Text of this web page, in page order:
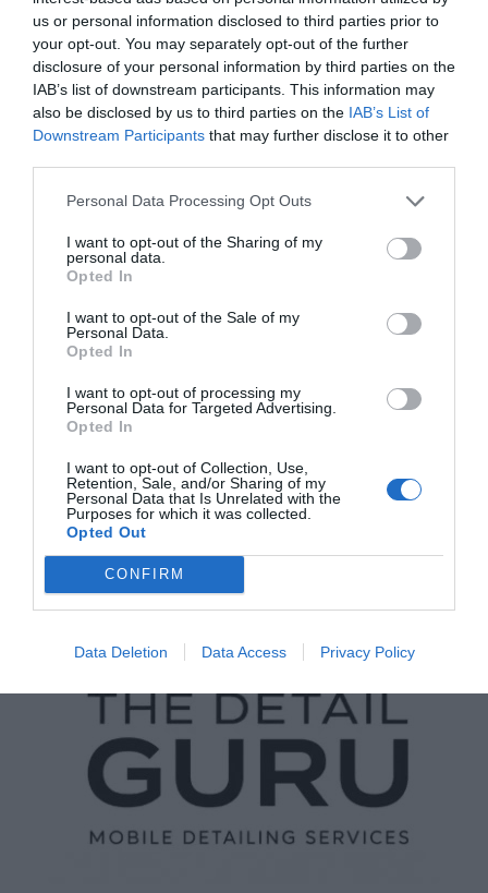
us or personal information disclosed to third parties prior to
your opt-out. You may separately opt-out of the further
disclosure of your personal information by third parties on the
IAB’s list of downstream participants. This information may
also be disclosed by us to third parties on the IAB’s List of
Downstream Participants that may further disclose it to other
Personal Data Processing Opt Outs
I want to opt-out of the Sharing of my
personal data.
Opted In
I want to opt-out of the Sale of my
Personal Data.
Opted In
I want to opt-out of processing my
Personal Data for Targeted Advertising.
Opted In
I want to opt-out of Collection, Use,
Retention, Sale, and/or Sharing of my
Personal Data that Is Unrelated with the
Purposes for which it was collected.
Opted Out
CONFIRM
Data Deletion Data Access Privacy Policy